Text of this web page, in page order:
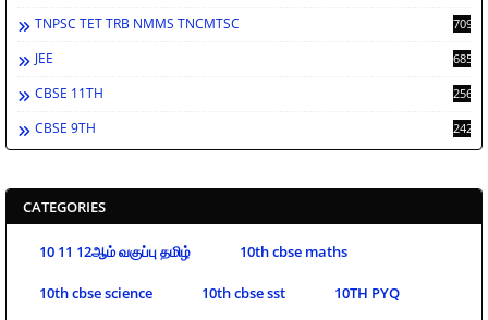
TNPSC TET TRB NMMS TNCMTSC 709
JEE 685
CBSE 11TH 256
CBSE 9TH 242
CATEGORIES
10 11 12ஆம் வகுப்பு தமிழ் 10th cbse maths
10th cbse science 10th cbse sst 10TH PYQ